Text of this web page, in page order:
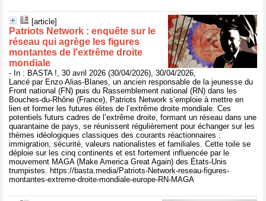
[article]
Patriots Network : enquête sur le
réseau qui agrège les figures
montantes de l’extrême droite
mondiale
- In : BASTA !, 30 avril 2026 (30/04/2026), 30/04/2026,
Lancé par Enzo Alias-Blanes, un ancien responsable de la jeunesse du
Front national (FN) puis du Rassemblement national (RN) dans les
Bouches-du-Rhône (France), Patriots Network s’emploie à mettre en
lien et former les futures élites de l’extrême droite mondiale. Ces
potentiels futurs cadres de l’extrême droite, formant un réseau dans une
quarantaine de pays, se réunissent régulièrement pour échanger sur les
thèmes idéologiques classiques des courants réactionnaires :
immigration, sécurité, valeurs nationalistes et familiales. Cette toile se
déploie sur les cinq continents et est fortement influencée par le
mouvement MAGA (Make America Great Again) des États-Unis
trumpistes. https://basta.media/Patriots-Network-reseau-figures-
montantes-extreme-droite-mondiale-europe-RN-MAGA